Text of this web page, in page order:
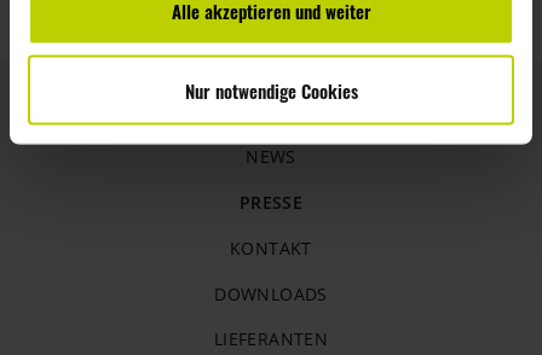
a
Alle akzeptieren und weiter
Nur notwendige Cookies
NEWS
PRESSE
KONTAKT
DOWNLOADS
LIEFERANTEN